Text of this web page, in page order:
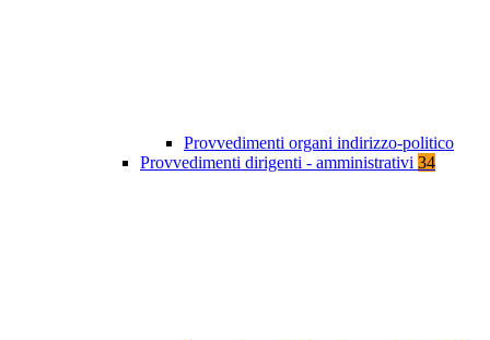
Provvedimenti organi indirizzo-politico
Provvedimenti dirigenti - amministrativi 34